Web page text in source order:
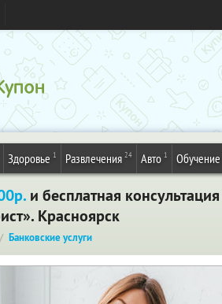
Здоровье 1 Развлечения 24 Авто 1 Обучение
и бесплатная
Красноярск
Банковские услуги